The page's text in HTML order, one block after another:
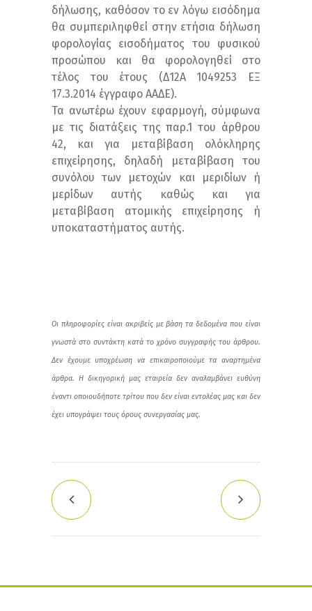
δήλωσης, καθόσον το εν λόγω εισόδημα
θα συμπεριληφθεί στην ετήσια δήλωση
φορολογίας εισοδήματος του φυσικού
προσώπου και θα φορολογηθεί στο
τέλος του έτους (Δ12A 1049253 ΕΞ
17.3.2014 έγγραφo ΑΑΔΕ).
Τα ανωτέρω έχουν εφαρμογή, σύμφωνα
με τις διατάξεις της παρ.1 του άρθρου
42, και για μεταβίβαση ολόκληρης
επιχείρησης, δηλαδή μεταβίβαση του
συνόλου των μετοχών και μεριδίων ή
μερίδων αυτής καθώς και για
μεταβίβαση ατομικής επιχείρησης ή
υποκαταστήματος αυτής.
Οι πληροφορίες είναι ακριβείς με βάση τα δεδομένα που είναι
γνωστά στο συντάκτη κατά το χρόνο συγγραφής του άρθρου.
Δεν έχουμε υποχρέωση να επικαιροποιούμε τα αναρτημένα
άρθρα. Η δικηγορική μας εταιρεία δεν αναλαμβάνει ευθύνη
έναντι οποιουδήποτε τρίτου που δεν είναι εντολέας μας και δεν
έχει υπογράψει τους όρους συνεργασίας μας.